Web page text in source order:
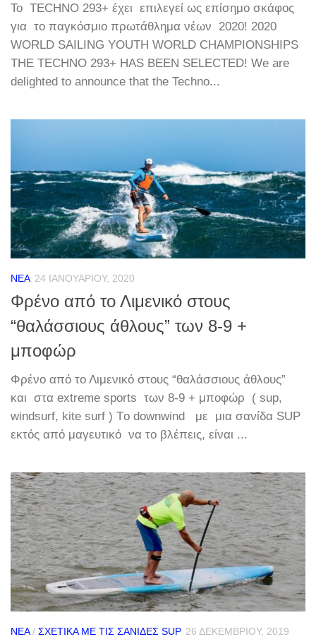
Το TECHNO 293+ έχει επιλεγεί ως επίσημο σκάφος
για το παγκόσμιο πρωτάθλημα νέων 2020! 2020
WORLD SAILING YOUTH WORLD CHAMPIONSHIPS
THE TECHNO 293+ HAS BEEN SELECTED! We are
delighted to announce that the Techno...
ΝΈΑ 24 ΙΑΝΟΥΑΡΊΟΥ, 2020
Φρένο από το Λιμενικό στους
“θαλάσσιους άθλους” των 8-9 +
μποφώρ
Φρένο από το Λιμενικό στους “θαλάσσιους άθλους”
και στα extreme sports των 8-9 + μποφώρ ( sup,
windsurf, kite surf ) Tο downwind με μια σανίδα SUP
εκτός από μαγευτικό να το βλέπεις, είναι ...
ΝΈΑ/ ΣΧΕΤΙΚΆ ΜΕ ΤΙΣ ΣΑΝΊΔΕΣ SUP 26 ΔΕΚΕΜΒΡΊΟΥ, 2019